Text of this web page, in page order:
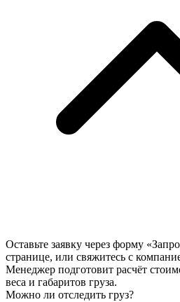
Оставьте заявку через форму
странице, или свяжитесь с
Менеджер подготовит расчёт
веса и габаритов груза.
Можно ли отследить груз?